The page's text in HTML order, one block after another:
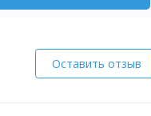
Оставить отзыв